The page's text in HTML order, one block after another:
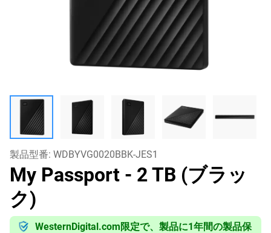
製品型番: WDBYVG0020BBK-JES1
My Passport - 2 TB (ブラッ
ク)
WesternDigital.com限定で、製品に1年間の製品保